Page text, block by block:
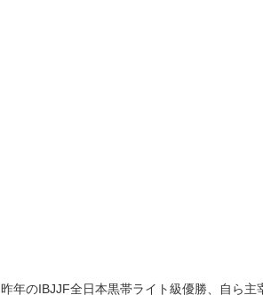
昨年のIBJJF全日本黒帯ライト級優勝、自ら